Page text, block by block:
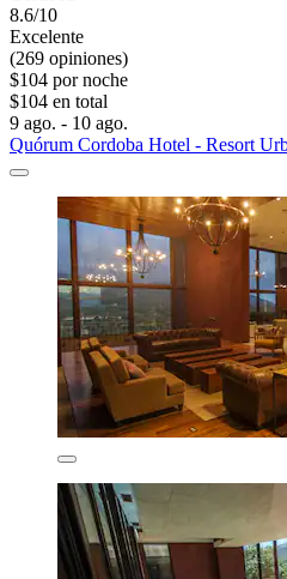
8.6/10
Excelente
(269 opiniones)
$104 por noche
$104 en total
9 ago. - 10 ago.
Quórum Cordoba Hotel - Resort